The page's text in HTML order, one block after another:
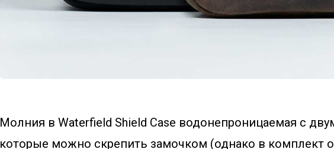
Молния в Waterfield Shield Case водонепроницаемая с
которые можно скрепить замочком (однако в комплект